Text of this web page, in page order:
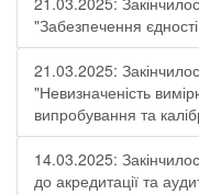
"Забезпечення
21.03.2025:
"Невизначеність
випробування та
14.03.2025:
до акредитації та